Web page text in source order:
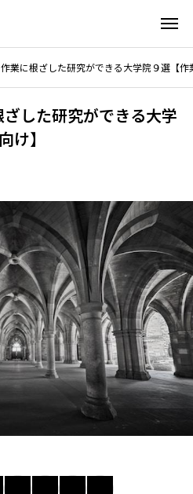
作業に根ざした研究ができる大学院９選【
ざした研究ができる大学
け】